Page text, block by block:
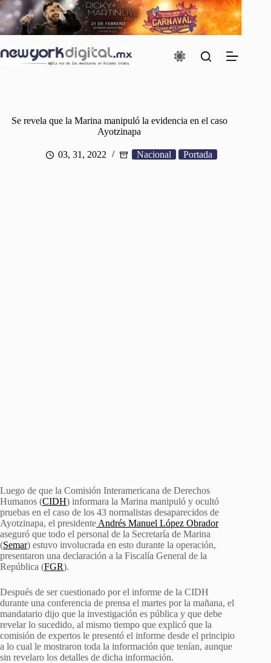
Saltar
al
contenido
Se revela que la Marina manipuló la evidencia en el caso
Ayotzinapa
03, 31, 2022 Nacional Portada
Luego de que la Comisión Interamericana de Derechos
Humanos (CIDH) informara la Marina manipuló y ocultó
pruebas en el caso de los 43 normalistas desaparecidos de
Ayotzinapa, el presidente Andrés Manuel López Obrador
aseguró que todo el personal de la Secretaría de Marina
(Semar) estuvo involucrada en esto durante la operación,
presentaron una declaración a la Fiscalía General de la
República (FGR).
Después de ser cuestionado por el informe de la CIDH
durante una conferencia de prensa el martes por la mañana, el
mandatario dijo que la investigación es pública y que debe
revelar lo sucedido, al mismo tiempo que explicó que la
comisión de expertos le presentó el informe desde el principio
a lo cual le mostraron toda la información que tenían, aunque
sin revelaro los detalles de dicha información.